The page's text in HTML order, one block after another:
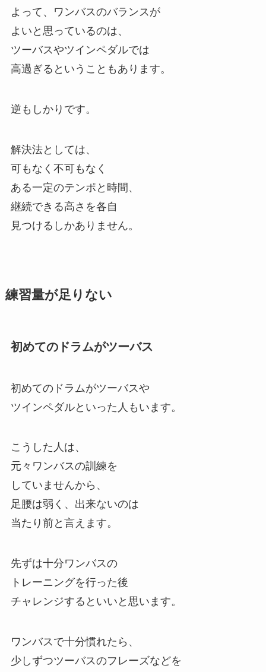
よって、ワンバスのバランスが
よいと思っているのは、
ツーバスやツインペダルでは
高過ぎるということもあります。
逆もしかりです。
解決法としては、
可もなく不可もなく
ある一定のテンポと時間、
継続できる高さを各自
見つけるしかありません。
練習量が足りない
初めてのドラムがツーバス
初めてのドラムがツーバスや
ツインペダルといった人もいます。
こうした人は、
元々ワンバスの訓練を
していませんから、
足腰は弱く、出来ないのは
当たり前と言えます。
先ずは十分ワンバスの
トレーニングを行った後
チャレンジするといいと思います。
ワンバスで十分慣れたら、
少しずつツーバスのフレーズなどを